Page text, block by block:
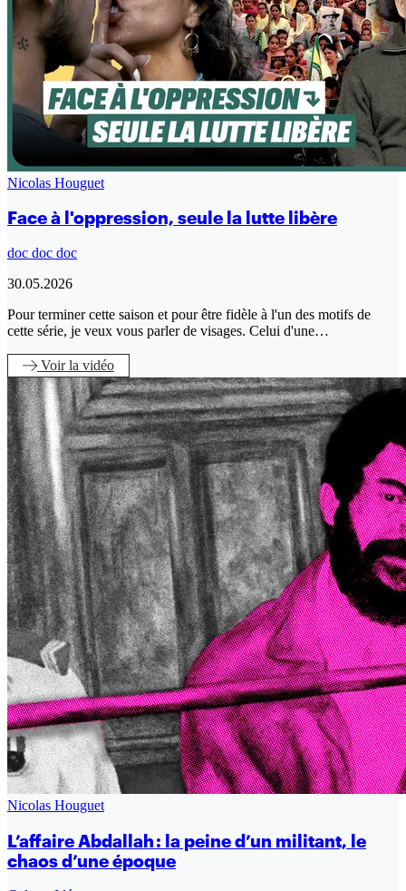
Nicolas Houguet
Face à l'oppression, seule la lutte libère
doc doc doc
30.05.2026
Pour terminer cette saison et pour être fidèle à l'un des motifs de
cette série, je veux vous parler de visages. Celui d'une…
Voirla vidéo
Nicolas Houguet
L’affaire Abdallah : la peine d’un militant, le
chaos d’une époque